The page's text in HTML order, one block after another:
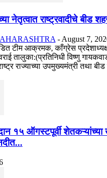
नेतृत्वात राष्ट्रवादीचे बीड
- August 7,
टीम आक्रमक, काँग्रेस
तालुका:(प्रतिनिधी विष्णु
राज्याच्या उपमुख्यमंत्री तथा बीड
१५ ऑगस्टपूर्वी शेतकऱ्यांच्या